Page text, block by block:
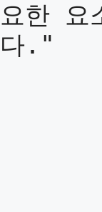
요한 요
다."